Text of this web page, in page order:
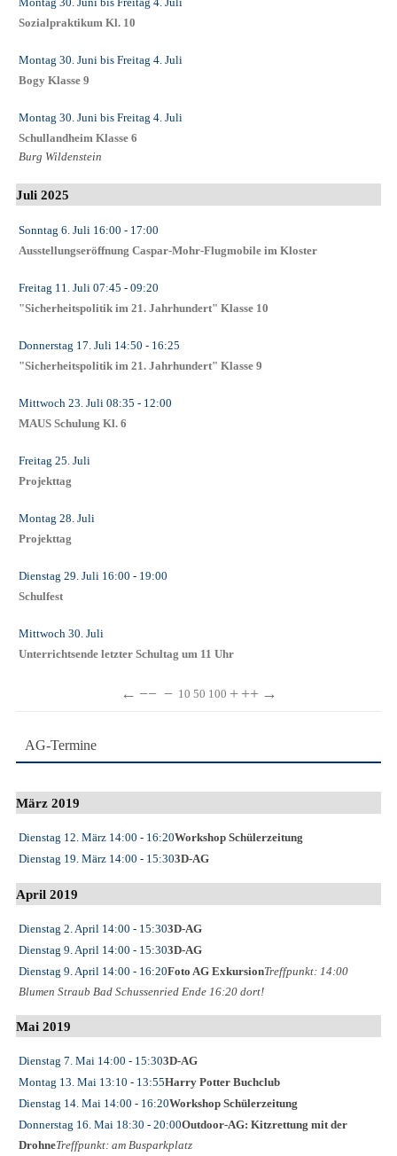
Sozialpraktikum Kl. 10
Montag 30. Juni bis Freitag 4. Juli
Bogy Klasse 9
Montag 30. Juni bis Freitag 4. Juli
Schullandheim Klasse 6
Burg Wildenstein
Juli 2025
Sonntag 6. Juli 16:00 - 17:00
Ausstellungseröffnung Caspar-Mohr-Flugmobile im Kloster
Freitag 11. Juli 07:45 - 09:20
"Sicherheitspolitik im 21. Jahrhundert" Klasse 10
Donnerstag 17. Juli 14:50 - 16:25
"Sicherheitspolitik im 21. Jahrhundert" Klasse 9
Mittwoch 23. Juli 08:35 - 12:00
MAUS Schulung Kl. 6
Freitag 25. Juli
Projekttag
Montag 28. Juli
Projekttag
Dienstag 29. Juli 16:00 - 19:00
Schulfest
Mittwoch 30. Juli
Unterrichtsende letzter Schultag um 11 Uhr
← −− − 10 50 100 + ++ →
AG-Termine
März 2019
Dienstag 12. März 14:00 - 16:20Workshop Schülerzeitung
Dienstag 19. März 14:00 - 15:303D-AG
April 2019
Dienstag 2. April 14:00 - 15:303D-AG
Dienstag 9. April 14:00 - 15:303D-AG
Dienstag 9. April 14:00 - 16:20Foto AG ExkursionTreffpunkt: 14:00
Blumen Straub Bad Schussenried Ende 16:20 dort!
Mai 2019
Dienstag 7. Mai 14:00 - 15:303D-AG
Montag 13. Mai 13:10 - 13:55Harry Potter Buchclub
Dienstag 14. Mai 14:00 - 16:20Workshop Schülerzeitung
Donnerstag 16. Mai 18:30 - 20:00Outdoor-AG: Kitzrettung mit der
DrohneTreffpunkt: am Busparkplatz